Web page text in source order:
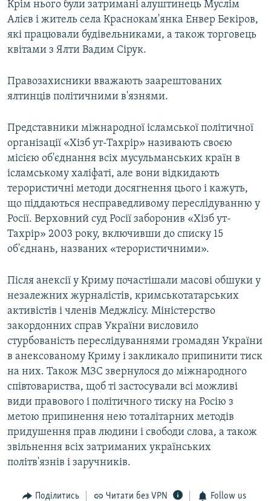
Крім нього були затримані алуштинець Муслім
Алієв і житель села Краснокам'янка Енвер Бекіров,
які працювали будівельниками, а також торговець
квітами з Ялти Вадим Сірук.
Правозахисники вважають заарештованих
ялтинців політичними в'язнями.
Представники міжнародної ісламської політичної
організації «Хізб ут-Тахрір» називають своєю
місією об'єднання всіх мусульманських країн в
ісламському халіфаті, але вони відкидають
терористичні методи досягнення цього і кажуть,
що піддаються несправедливому переслідуванню у
Росії. Верховний суд Росії заборонив «Хізб ут-
Тахрір» 2003 року, включивши до списку 15
об'єднань, названих «терористичними».
Після анексії у Криму почастішали масові обшуки у
незалежних журналістів, кримськотатарських
активістів і членів Меджлісу. Міністерство
закордонних справ України висловило
стурбованість переслідуваннями громадян України
в анексованому Криму і закликало припинити тиск
на них. Також МЗС звернулося до міжнародного
співтовариства, щоб ті застосували всі можливі
види правового і політичного тиску на Росію з
метою припинення нею тоталітарних методів
придушення прав людини і свободи слова, а також
звільнення всіх затриманих українських
політв'язнів і заручників.
Поділитись Читати без VPN Follow us